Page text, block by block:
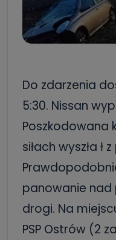
Do zdarzenia
5:30. Nissan
Poszkodowana
siłach wyszła ł
panowanie nad
drogi. Na
PSP Ostrów (2